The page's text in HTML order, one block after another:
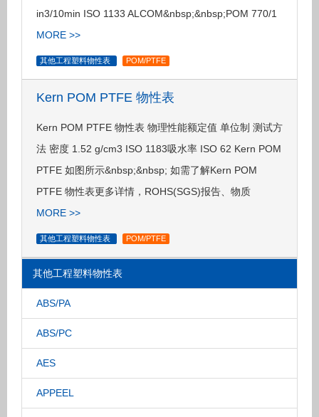
in3/10min ISO 1133 ALCOM&nbsp;&nbsp;POM 770/1
MORE >>
其他工程塑料物性表 POM/PTFE
Kern POM PTFE 物性表
Kern POM PTFE 物性表 物理性能额定值 单位制 测试方
法 密度 1.52 g/cm3 ISO 1183吸水率 ISO 62 Kern POM
PTFE 如图所示&nbsp;&nbsp; 如需了解Kern POM
PTFE 物性表更多详情，ROHS(SGS)报告、物质
MORE >>
其他工程塑料物性表 POM/PTFE
其他工程塑料物性表
ABS/PA
ABS/PC
AES
APPEEL